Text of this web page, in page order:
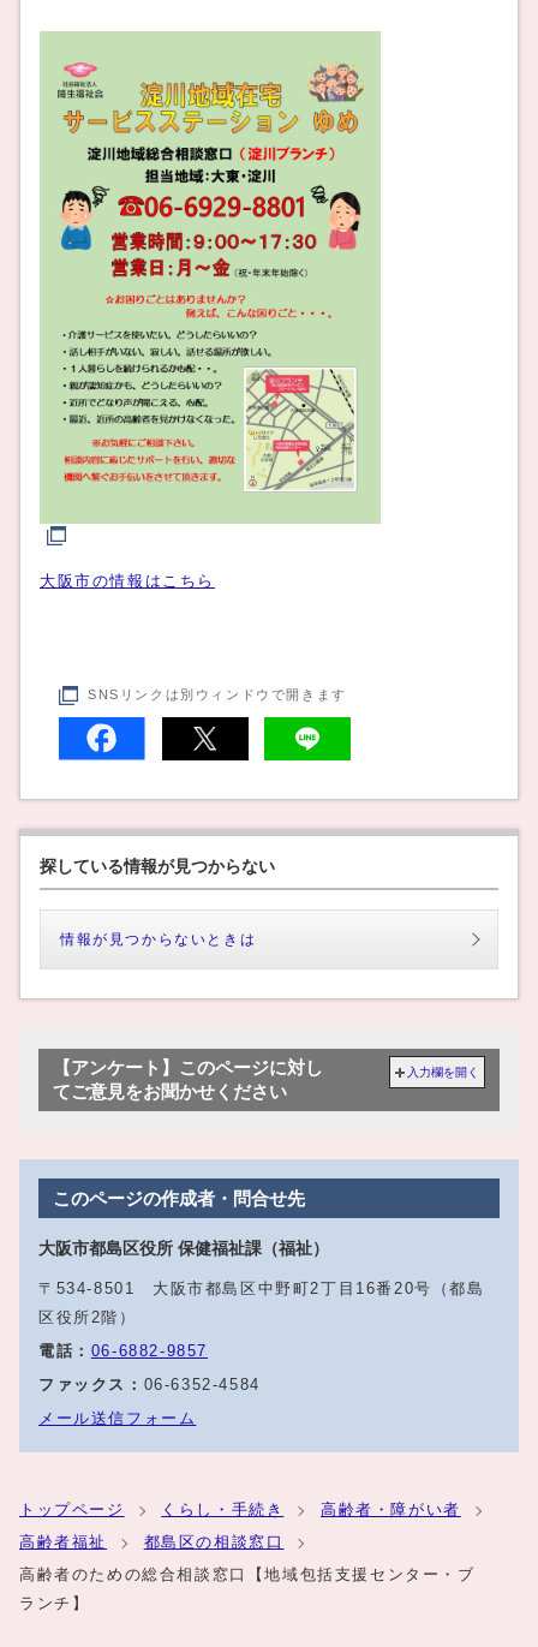
大阪市の情報はこちら
SNSリンクは別ウィンドウで開きます
探している情報が見つからない
情報が見つからないときは
【アンケート】このページに対し
てご意見をお聞かせください
入力欄を開く
このページの作成者・問合せ先
大阪市都島区役所 保健福祉課（福祉）
〒534-8501 大阪市都島区中野町2丁目16番20号（都島
区役所2階）
電話： 06‐6882‐9857
ファックス： 06‐6352‐4584
メール送信フォーム
トップページ くらし・手続き
高齢者・障がい者
高齢者福祉
都島区の相談窓口
高齢者のための総合相談窓口【地域包括支援センター・ブ
ランチ】